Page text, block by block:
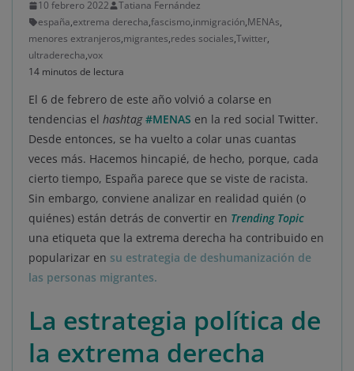
10 febrero 2022
Tatiana Fernández
españa,extrema derecha,fascismo,inmigración,MENAs,
menores extranjeros,migrantes,redes sociales,Twitter,
ultraderecha,vox
14 minutos de lectura
El 6 de febrero de este año volvió a colarse en
tendencias el hashtag #MENAS en la red social Twitter.
Desde entonces, se ha vuelto a colar unas cuantas
veces más. Hacemos hincapié, de hecho, porque, cada
cierto tiempo, España parece que se viste de racista.
Sin embargo, conviene analizar en realidad quién (o
quiénes) están detrás de convertir en Trending Topic
una etiqueta que la extrema derecha ha contribuido en
popularizar en su estrategia de deshumanización de
las personas migrantes.
La estrategia política de
la extrema derecha